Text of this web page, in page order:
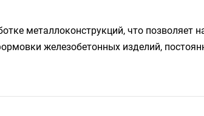
металлоконструкций, что позволяет
железобетонных изделий,